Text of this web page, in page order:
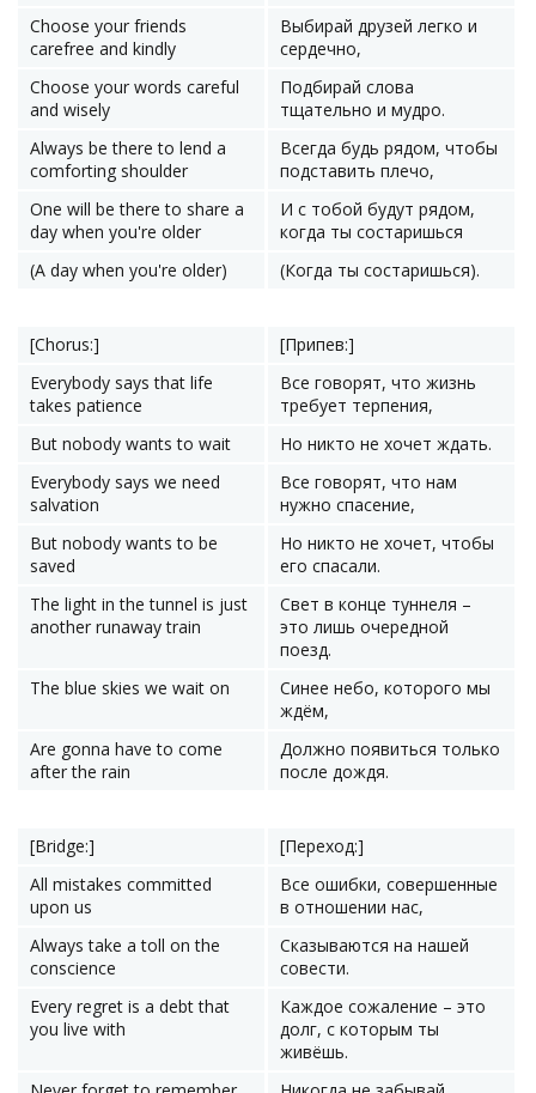
Choose your friends
carefree and kindly
Выбирай друзей легко и
сердечно,
Choose your words careful
and wisely
Подбирай слова
тщательно и мудро.
Always be there to lend a
comforting shoulder
Всегда будь рядом, чтобы
подставить плечо,
One will be there to share a
day when you're older
И с тобой будут рядом,
когда ты состаришься
(A day when you're older)
(Когда ты состаришься).
[Chorus:]
[Припев:]
Everybody says that life
takes patience
Все говорят, что жизнь
требует терпения,
But nobody wants to wait
Но никто не хочет ждать.
Everybody says we need
salvation
Все говорят, что нам
нужно спасение,
But nobody wants to be
saved
Но никто не хочет, чтобы
его спасали.
The light in the tunnel is just
another runaway train
Свет в конце туннеля –
это лишь очередной
поезд.
The blue skies we wait on
Синее небо, которого мы
ждём,
Are gonna have to come
after the rain
Должно появиться только
после дождя.
[Bridge:]
[Переход:]
All mistakes committed
upon us
Все ошибки, совершенные
в отношении нас,
Always take a toll on the
conscience
Сказываются на нашей
совести.
Every regret is a debt that
you live with
Каждое сожаление – это
долг, с которым ты
живёшь.